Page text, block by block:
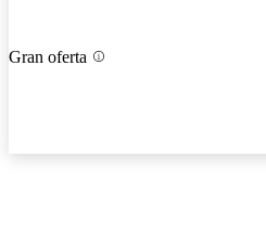
Gran oferta